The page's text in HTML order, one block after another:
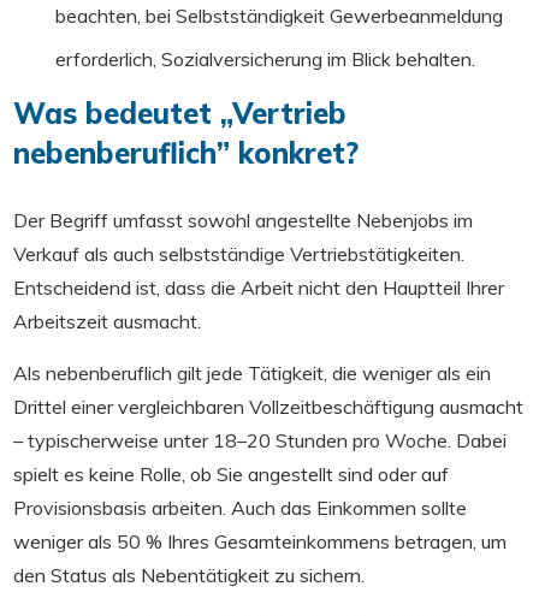
beachten, bei Selbstständigkeit Gewerbeanmeldung
erforderlich, Sozialversicherung im Blick behalten.
Was bedeutet „Vertrieb
nebenberuflich” konkret?
Der Begriff umfasst sowohl angestellte Nebenjobs im
Verkauf als auch selbstständige Vertriebstätigkeiten.
Entscheidend ist, dass die Arbeit nicht den Hauptteil Ihrer
Arbeitszeit ausmacht.
Als nebenberuflich gilt jede Tätigkeit, die weniger als ein
Drittel einer vergleichbaren Vollzeitbeschäftigung ausmacht
– typischerweise unter 18–20 Stunden pro Woche. Dabei
spielt es keine Rolle, ob Sie angestellt sind oder auf
Provisionsbasis arbeiten. Auch das Einkommen sollte
weniger als 50 % Ihres Gesamteinkommens betragen, um
den Status als Nebentätigkeit zu sichern.